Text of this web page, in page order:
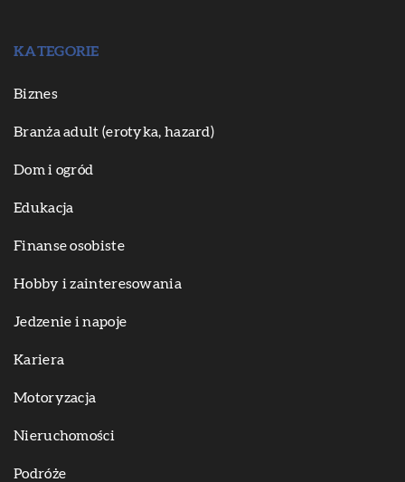
KATEGORIE
Biznes
Branża adult (erotyka, hazard)
Dom i ogród
Edukacja
Finanse osobiste
Hobby i zainteresowania
Jedzenie i napoje
Kariera
Motoryzacja
Nieruchomości
Podróże